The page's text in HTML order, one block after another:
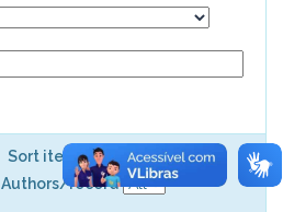
Sort items by
Authors/record